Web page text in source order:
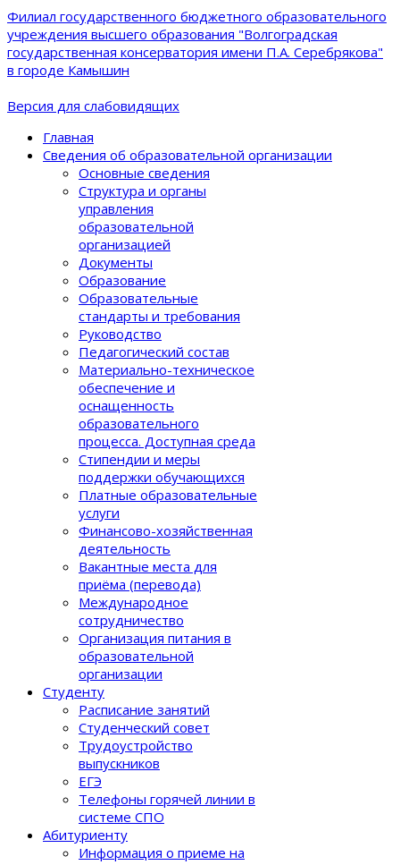
Филиал государственного бюджетного образовательного
учреждения высшего образования "Волгоградская
государственная консерватория имени П.А. Серебрякова"
в городе Камышин
Версия для слабовидящих
Главная
Сведения об образовательной организации
Основные сведения
Структура и органы
управления
образовательной
организацией
Документы
Образование
Образовательные
стандарты и требования
Руководство
Педагогический состав
Материально-техническое
обеспечение и
оснащенность
образовательного
процеcса. Доступная среда
Стипендии и меры
поддержки обучающихся
Платные образовательные
услуги
Финансово-хозяйственная
деятельность
Вакантные места для
приёма (перевода)
Международное
сотрудничество
Организация питания в
образовательной
организации
Студенту
Расписание занятий
Студенческий совет
Трудоустройство
выпускников
ЕГЭ
Телефоны горячей линии в
системе СПО
Абитуриенту
Информация о приеме на